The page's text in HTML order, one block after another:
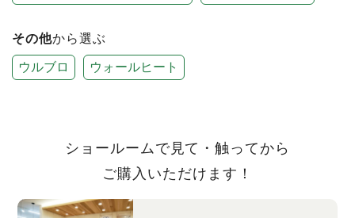
その他から選ぶ
ウルブロ ウォールヒート
ショールームで見て・触ってから
ご購入いただけます！